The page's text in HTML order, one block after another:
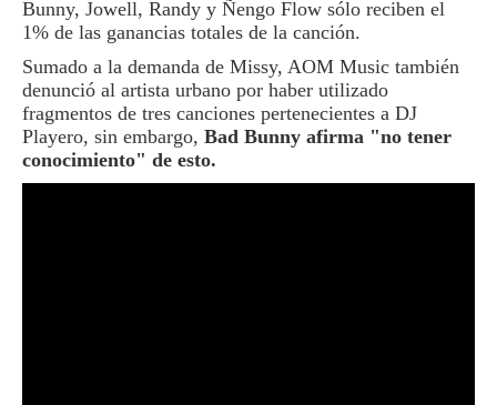
Bunny, Jowell, Randy y Ñengo Flow sólo reciben el
1% de las ganancias totales de la canción.
Sumado a la demanda de Missy, AOM Music también
denunció al artista urbano por haber utilizado
fragmentos de tres canciones pertenecientes a DJ
Playero, sin embargo, Bad Bunny afirma "no tener
conocimiento" de esto.